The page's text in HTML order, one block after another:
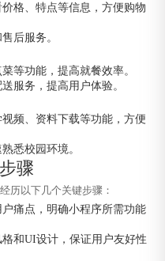
格、特点等信息，方便购物
后服务。
等功能，提高就餐效率。
服务，提高用户体验。
频、资料下载等功能，方便
悉校园环境。
骤
历以下几个关键步骤：
痛点，明确小程序所需功能
和UI设计，保证用户友好性